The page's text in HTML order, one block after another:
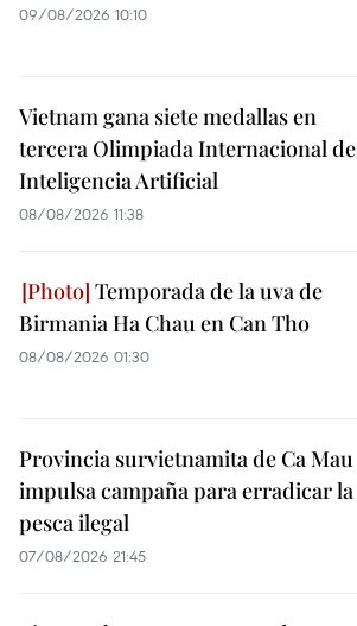
09/08/2026 10:10
Vietnam gana siete medallas en
tercera Olimpiada Internacional de
Inteligencia Artificial
08/08/2026 11:38
Temporada de la uva de
Birmania Ha Chau en Can Tho
08/08/2026 01:30
Provincia survietnamita de Ca Mau
impulsa campaña para erradicar la
pesca ilegal
07/08/2026 21:45